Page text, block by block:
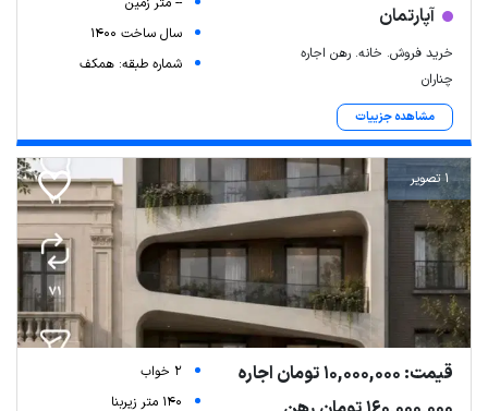
آپارتمان
خرید فروش. خانه. رهن اجاره
چناران
مشاهده جزییات
سال ساخت 1400
شماره طبقه: همکف
1 تصویر
قیمت: 10,000,000 تومان اجاره
2 خواب
140 متر زیربنا